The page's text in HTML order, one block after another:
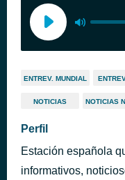
ENTREV. MUNDIAL
NOTICIAS NOTICIAS
Perfil
Estación española
informativos,